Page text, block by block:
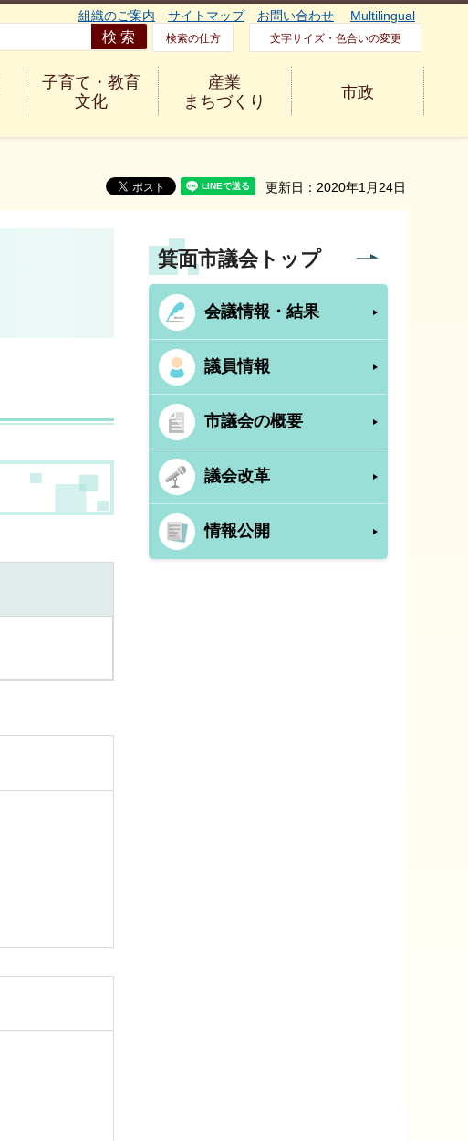
組織のご案内 サイトマップ お問い合わせ Multilingual
検索の仕方 文字サイズ・色合いの変更
子育て・教育
文化
産業
まちづくり
市政
更新日：2020年1月24日
箕面市議会トップ
会議情報・結果
議員情報
市議会の概要
議会改革
情報公開